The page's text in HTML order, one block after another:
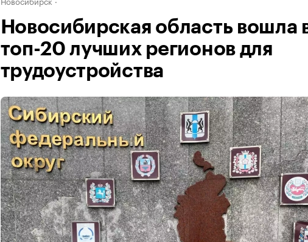
Новосибирская область вошла
топ-20 лучших регионов для
трудоустройства